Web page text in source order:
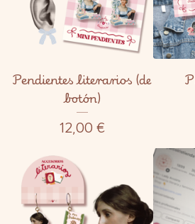
Pendientes literarios (de
botón)
12,00 €